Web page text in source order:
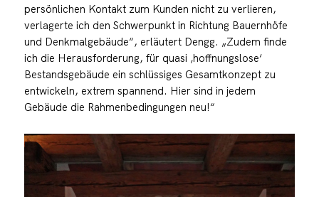
persönlichen Kontakt zum Kunden nicht zu verlieren,
verlagerte ich den Schwerpunkt in Richtung Bauernhöfe
und Denkmalgebäude“, erläutert Dengg. „Zudem finde
ich die Herausforderung, für quasi ‚hoffnungslose‘
Bestandsgebäude ein schlüssiges Gesamtkonzept zu
entwickeln, extrem spannend. Hier sind in jedem
Gebäude die Rahmenbedingungen neu!“